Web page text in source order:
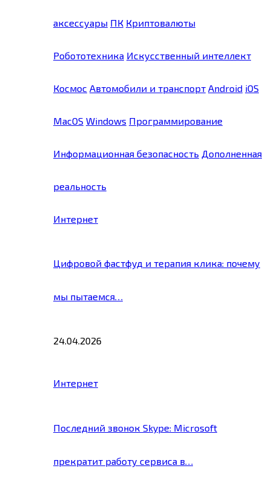
аксессуары ПК Криптовалюты
Робототехника Искусственный интеллект
Космос Автомобили и транспорт Android iOS
MacOS Windows Программирование
Информационная безопасность Дополненная
реальность
Интернет
Цифровой фастфуд и терапия клика: почему
мы пытаемся…
24.04.2026
Интернет
Последний звонок Skype: Microsoft
прекратит работу сервиса в…